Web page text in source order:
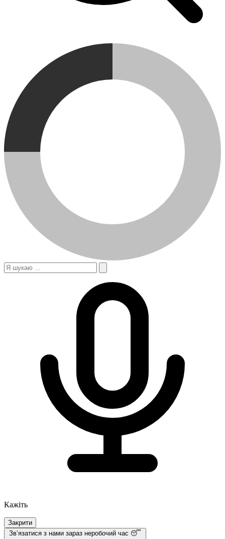
Кажіть
Закрити
Звʼязатися з нами зараз неробочий час 😴